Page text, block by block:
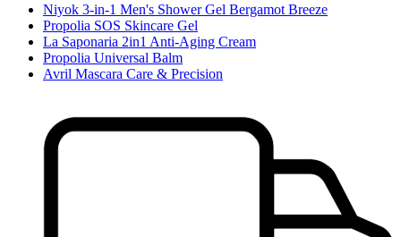
Niyok 3-in-1 Men's Shower Gel Bergamot Breeze
Propolia SOS Skincare Gel
La Saponaria 2in1 Anti-Aging Cream
Propolia Universal Balm
Avril Mascara Care & Precision